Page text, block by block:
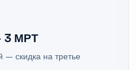
3 МРТ
— скидка на третье